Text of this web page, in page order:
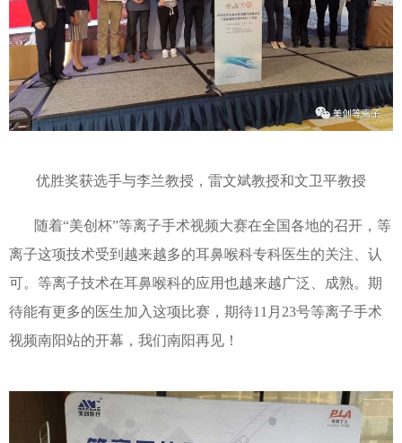
优胜奖获选手与李兰教授，雷文斌教授和文卫平教授
随着“美创杯”等离子手术视频大赛在全国各地的召开，等
离子这项技术受到越来越多的耳鼻喉科专科医生的关注、认
可。等离子技术在耳鼻喉科的应用也越来越广泛、成熟。期
待能有更多的医生加入这项比赛，期待11月23号等离子手术
视频南阳站的开幕，我们南阳再见！